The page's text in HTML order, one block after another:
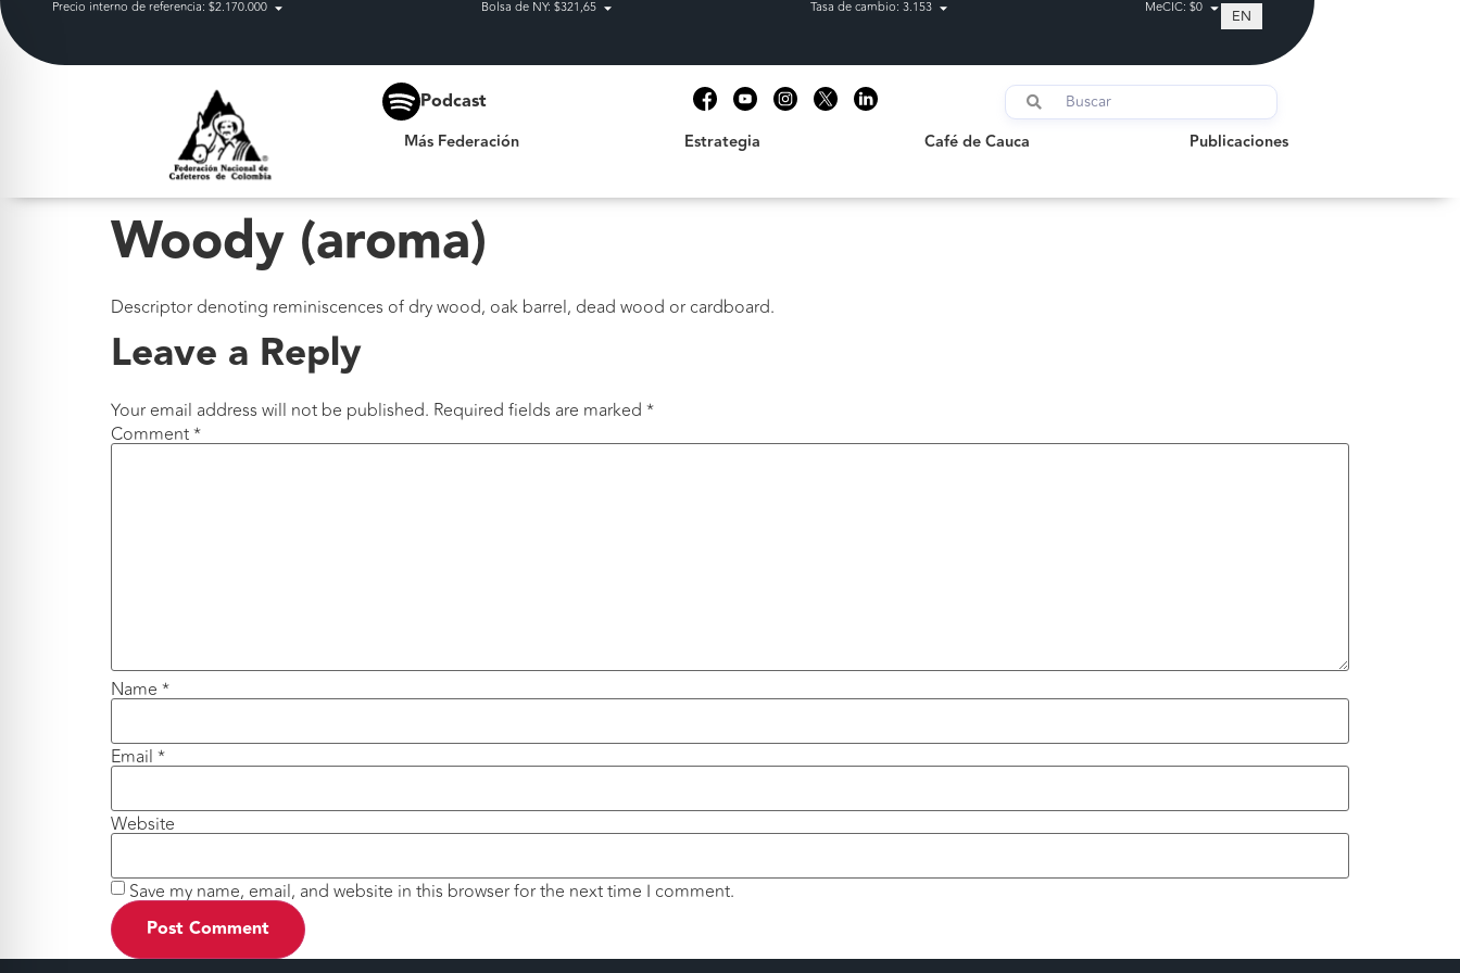
Precio interno de referencia: $2.170.000 Bolsa de NY: $321,65 Tasa de cambio: 3.153 MeCIC: $0 EN
Podcast
Más Federación Estrategia Café de Cauca Publicaciones
Publicaciones
Woody (aroma)
Descriptor denoting reminiscences of dry wood, oak barrel, dead wood or cardboard.
Leave a Reply
Your email address will not be published. Required fields are marked *
Comment*
Name *
Email *
Website
Save my name, email, and website in this browser for the next time I comment.